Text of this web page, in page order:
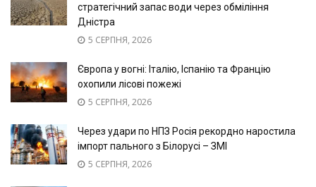
стратегічний запас води через обміління
Дністра
5 СЕРПНЯ, 2026
Європа у вогні: Італію, Іспанію та Францію
охопили лісові пожежі
5 СЕРПНЯ, 2026
Через удари по НПЗ Росія рекордно наростила
імпорт пального з Білорусі – ЗМІ
5 СЕРПНЯ, 2026